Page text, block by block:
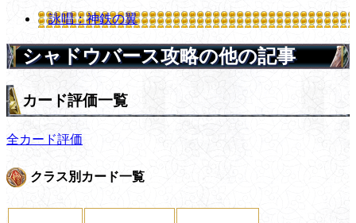
詠唱：神鉄の翼
シャドウバース攻略の他の記事
カード評価一覧
全カード評価
クラス別カード一覧